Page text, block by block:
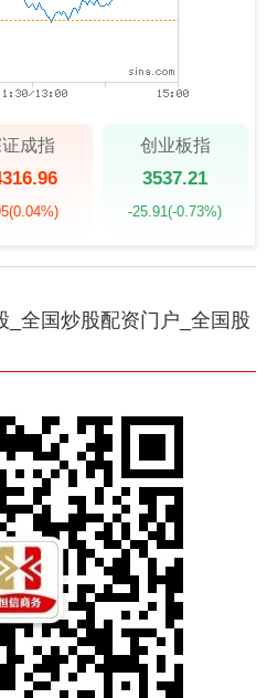
成指
(0.04%)
创业板指
3537.21
-25.91(-0.73%)
_全国炒股配资门户_全国股